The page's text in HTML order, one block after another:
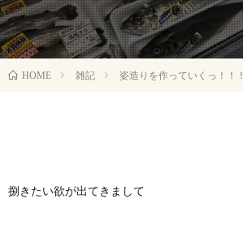
HOME 雑記 姿造りを作っていくっ！！！
捌きたい欲が出てきまして